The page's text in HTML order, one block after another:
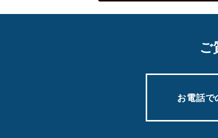
ご
お電話で